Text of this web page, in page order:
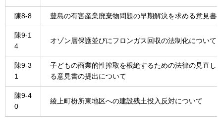
陳8-8 豊島の有害産業廃棄物問題の早期解決を求める意見書
陳9-1
4
オゾン層保護並びにフロンガス回収の法制化について
陳9-3
1
子どもの商業的性搾取を根絶するための法律の見直し
る意見書の提出について
陳9-4
0
綾上町枌所東地区への建設残土投入反対について